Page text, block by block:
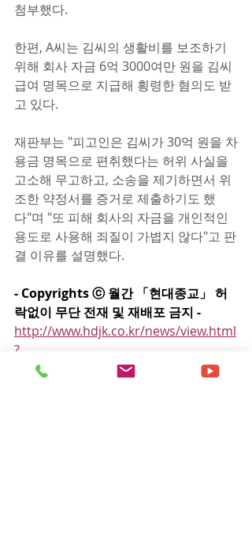
첨부했다.
한편, A씨는 김씨의 생활비를 보조하기
위해 회사 자금 6억 3000여만 원을 김씨
급여 명목으로 지급해 횡령한 혐의도 받
고 있다.
재판부는 "피고인은 김씨가 30억 원을 차
용금 명목으로 편취했다는 허위 사실을
고소해 무고하고, 소송을 제기하면서 위
조한 약정서를 증거로 제출하기도 했
다"며 "또 피해 회사의 자금을 개인적인
용도로 사용해 죄질이 가볍지 않다"고 판
결 이유를 설명했다.
- Copyrights ⓒ 월간 「현대종교」 허
락없이 무단 전재 및 재배포 금지 -
http://www.hdjk.co.kr/news/view.html
?
section=22&category=1001&no=1839